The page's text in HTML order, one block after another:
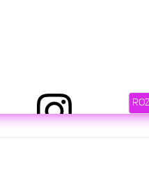
Maciej Musiał